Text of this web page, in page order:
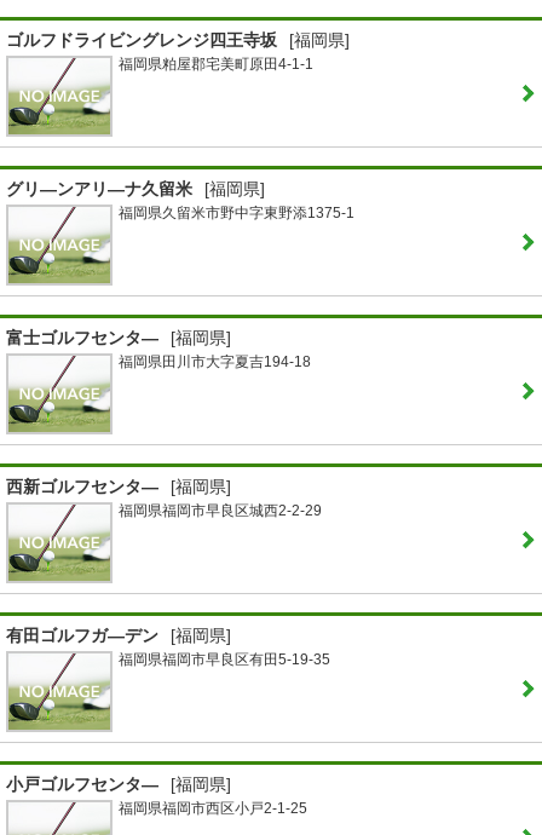
ゴルフドライビングレンジ四王寺坂 [福岡県]
福岡県粕屋郡宅美町原田4-1-1
グリ―ンアリ―ナ久留米 [福岡県]
福岡県久留米市野中字東野添1375-1
富士ゴルフセンタ― [福岡県]
福岡県田川市大字夏吉194-18
西新ゴルフセンタ― [福岡県]
福岡県福岡市早良区城西2-2-29
有田ゴルフガ―デン [福岡県]
福岡県福岡市早良区有田5-19-35
小戸ゴルフセンタ― [福岡県]
福岡県福岡市西区小戸2-1-25